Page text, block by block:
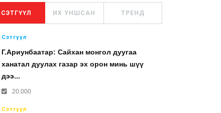
СЭТГҮҮЛ ИХ УНШСАН ТРЕНД
Сэтгүүл
Г.Ариунбаатар: Сайхан монгол дуугаа
ханатал дуулах газар эх орон минь шүү
дээ...
20.000
Сэтгүүл